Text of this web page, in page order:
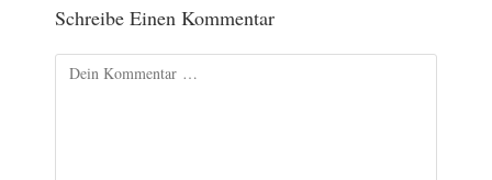
Schreibe Einen Kommentar